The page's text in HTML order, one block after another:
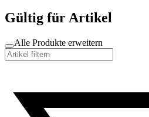
Gültig für Artikel
Alle Produkte erweitern